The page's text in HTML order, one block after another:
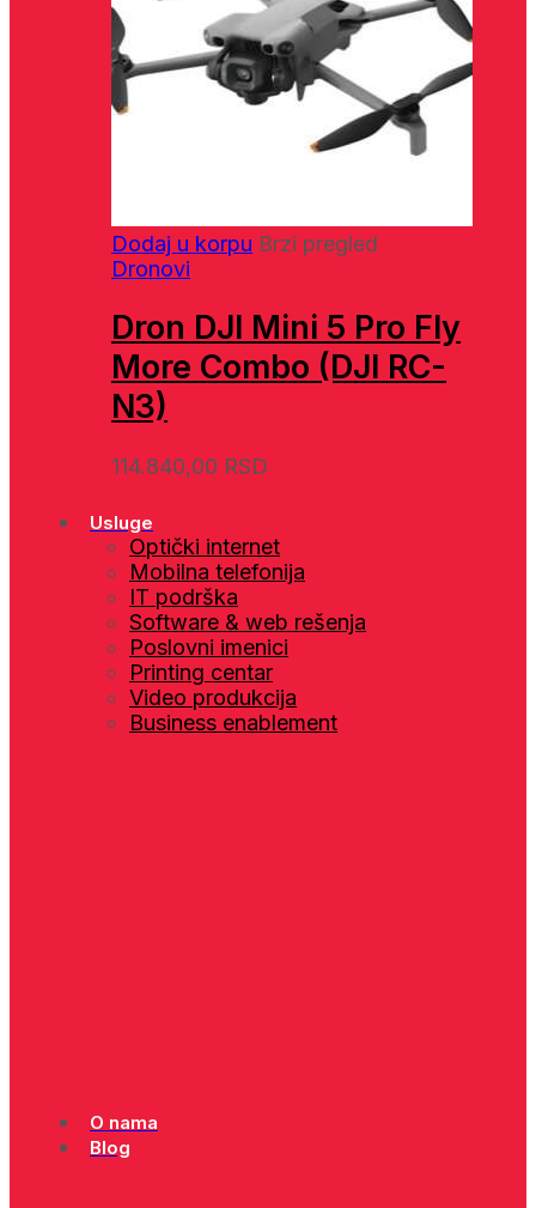
Dodaj u korpu Brzi pregled
Dronovi
Dron DJI Mini 5 Pro Fly
More Combo (DJI RC-
N3)
114.840,00 RSD
Usluge
Optički internet
Mobilna telefonija
IT podrška
Software & web rešenja
Poslovni imenici
Printing centar
Video produkcija
Business enablement
O nama
Blog